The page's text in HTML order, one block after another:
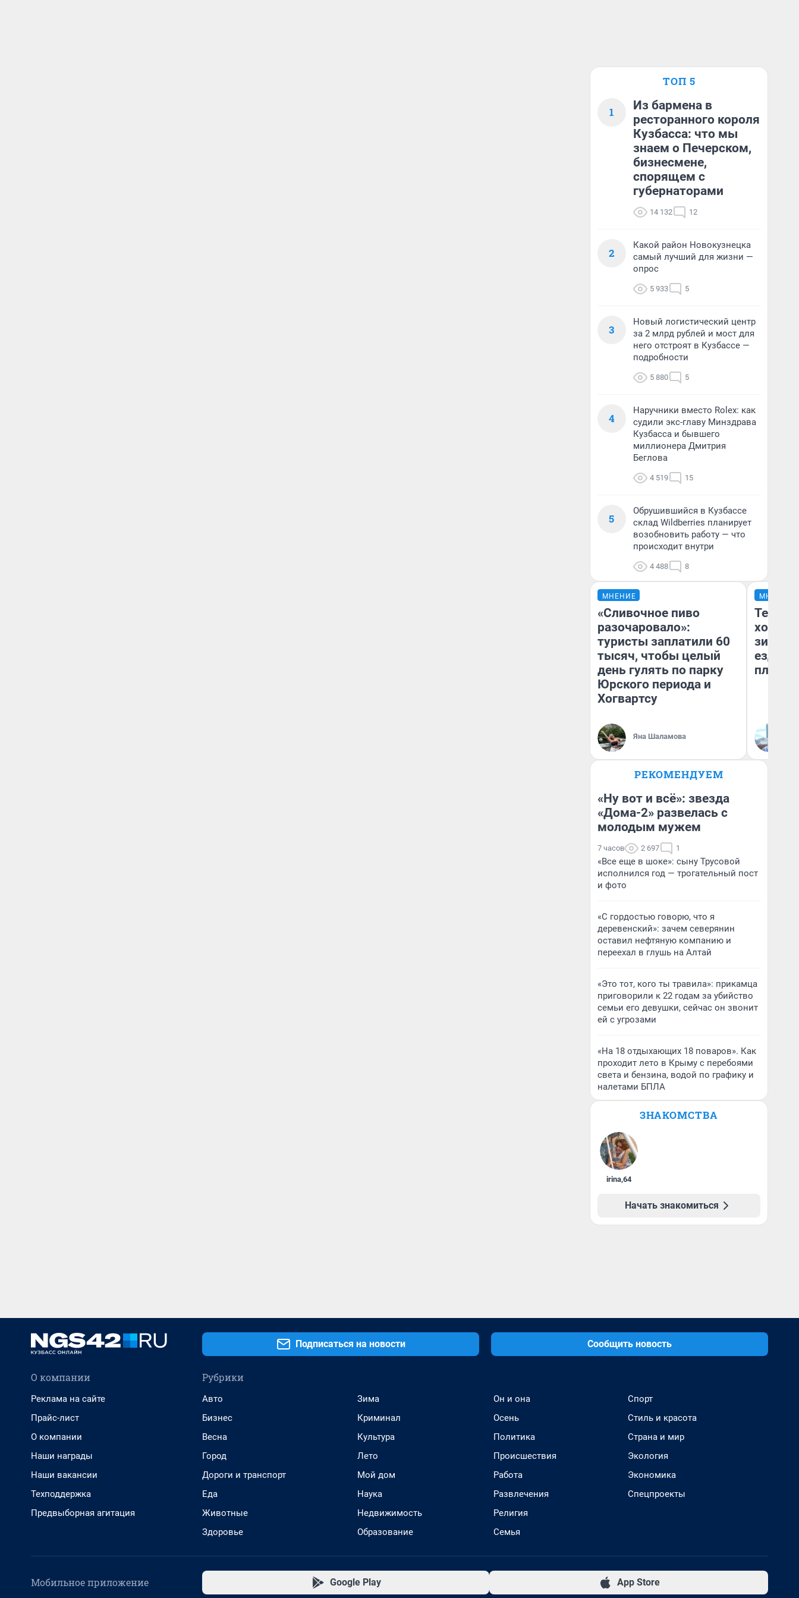
ТОП 5
1
Из бармена в
ресторанного короля
Кузбасса: что мы
знаем о Печерском,
бизнесмене,
спорящем с
губернаторами
14 132 12
2
Какой район Новокузнецка
самый лучший для жизни —
опрос
5 933 5
3
Новый логистический центр
за 2 млрд рублей и мост для
него отстроят в Кузбассе —
подробности
5 880 5
4
Наручники вместо Rolex: как
судили экс-главу Минздрава
Кузбасса и бывшего
миллионера Дмитрия
Беглова
4 519 15
5
Обрушившийся в Кузбассе
склад Wildberries планирует
возобновить работу — что
происходит внутри
4 488 8
МНЕНИЕ
«Сливочное пиво
разочаровало»:
туристы заплатили 60
тысяч, чтобы целый
день гулять по парку
Юрского периода и
Хогвартсу
Яна Шаламова
МНЕНИЕ
Тепло
зимой.
ездит
плюсы
РЕКОМЕНДУЕМ
«Ну вот и всё»: звезда
«Дома-2» развелась с
молодым мужем
7 часов 2 697 1
«Все еще в шоке»: сыну Трусовой
исполнился год — трогательный пост
и фото
«С гордостью говорю, что я
деревенский»: зачем северянин
оставил нефтяную компанию и
переехал в глушь на Алтай
«Это тот, кого ты травила»: прикамца
приговорили к 22 годам за убийство
семьи его девушки, сейчас он звонит
ей с угрозами
«На 18 отдыхающих 18 поваров». Как
проходит лето в Крыму с перебоями
света и бензина, водой по графику и
налетами БПЛА
ЗНАКОМСТВА
irina,64
Начать знакомиться
Подписаться на новости Сообщить новость
О компании
Реклама на сайте
Прайс-лист
О компании
Наши награды
Наши вакансии
Техподдержка
Предвыборная агитация
Рубрики
Авто
Бизнес
Весна
Город
Дороги и транспорт
Еда
Животные
Здоровье
Зима
Криминал
Культура
Лето
Мой дом
Наука
Недвижимость
Образование
Он и она
Осень
Политика
Происшествия
Работа
Развлечения
Религия
Семья
Спорт
Стиль и красота
Страна и мир
Экология
Экономика
Спецпроекты
Мобильное приложение Google Play App Store